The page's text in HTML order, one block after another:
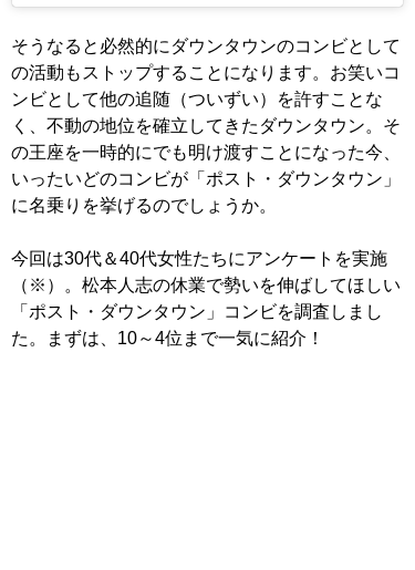
そうなると必然的にダウンタウンのコンビとして
の活動もストップすることになります。お笑いコ
ンビとして他の追随（ついずい）を許すことな
く、不動の地位を確立してきたダウンタウン。そ
の王座を一時的にでも明け渡すことになった今、
いったいどのコンビが「ポスト・ダウンタウン」
に名乗りを挙げるのでしょうか。
今回は30代＆40代女性たちにアンケートを実施
（※）。松本人志の休業で勢いを伸ばしてほしい
「ポスト・ダウンタウン」コンビを調査しまし
た。まずは、10～4位まで一気に紹介！